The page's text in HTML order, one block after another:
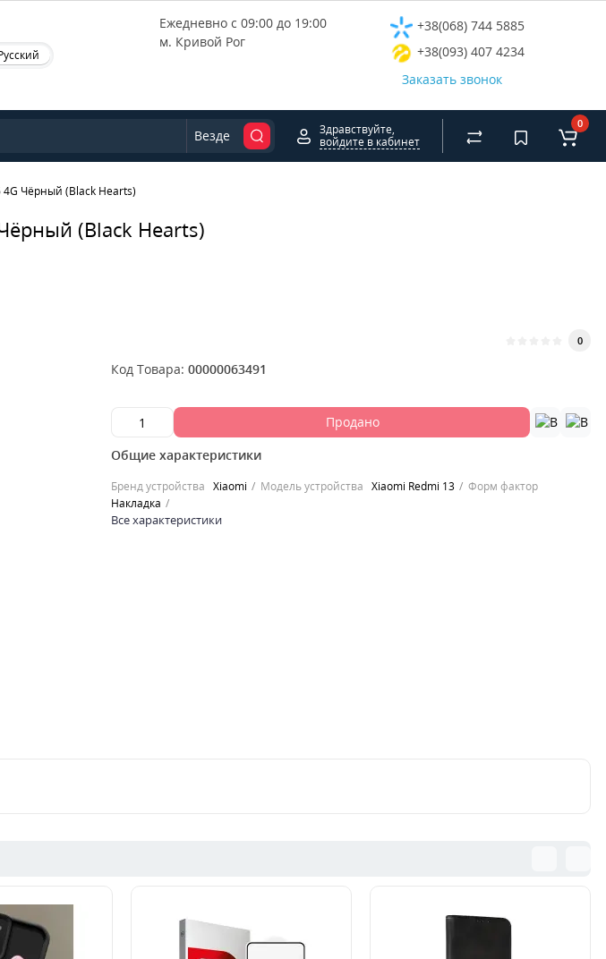
Ежедневно с 09:00 до 19:00
м. Кривой Рог
+38(068) 744 5885
+38(093) 407 4234
Заказать звонок
Везде
Здравствуйте,
войдите в кабинет
0
4G Чёрный (Black Hearts)
(Black Hearts)
0
Код Товара: 00000063491
Продано
Общие характеристики
Бренд устройства Xiaomi Модель устройства Xiaomi Redmi 13
Форм фактор
Накладка
Все характеристики